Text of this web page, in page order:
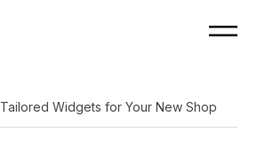
Tailored Widgets for Your New Shop